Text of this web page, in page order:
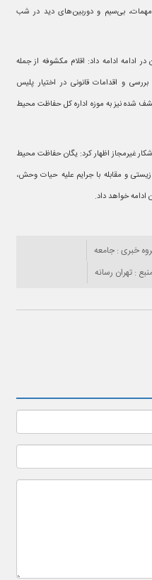
بی‌سیم و دوربین‌های دید در شب
ادامه ادامه داد: اقلام مکشوفه از جمله
و اقدامات قانونی در اختیار پلیس
شده نیز به موزه اداره کل حفاظت محیط
شکار غیرمجاز اظهار کرد: یگان حفاظت محیط
و مقابله با جرایم علیه حیات وحش،
ادامه خواهد داد.
خبری : جامعه
: تهران رسانه